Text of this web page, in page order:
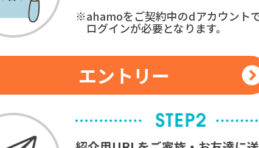
※ahamoをご契約中のdアカウント
ログインが必要となります。
エントリー